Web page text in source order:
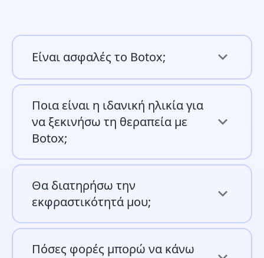
Είναι ασφαλές το Botox;
Ποια είναι η ιδανική ηλικία για
να ξεκινήσω τη θεραπεία με
Botox;
Θα διατηρήσω την
εκφραστικότητά μου;
Πόσες φορές μπορώ να κάνω